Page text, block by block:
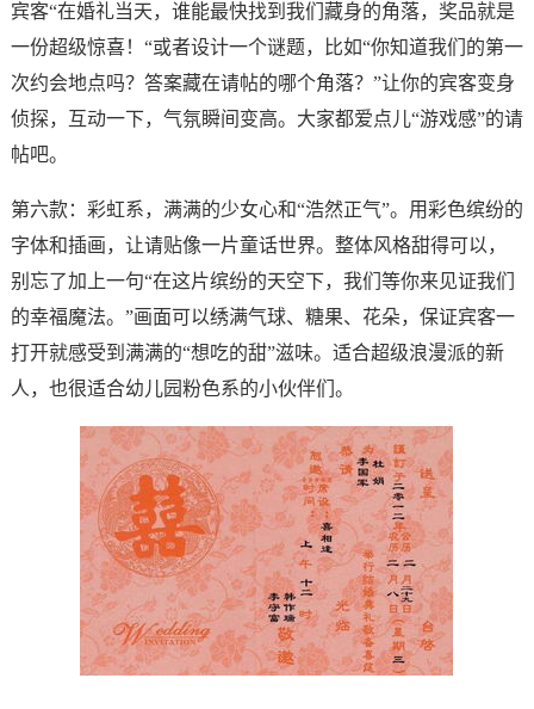
宾客“在婚礼当天，谁能最快找到我们藏身的角落，奖品就是
一份超级惊喜！“或者设计一个谜题，比如“你知道我们的第一
次约会地点吗？答案藏在请帖的哪个角落？”让你的宾客变身
侦探，互动一下，气氛瞬间变高。大家都爱点儿“游戏感”的请
帖吧。
第六款：彩虹系，满满的少女心和“浩然正气”。用彩色缤纷的
字体和插画，让请贴像一片童话世界。整体风格甜得可以，
别忘了加上一句“在这片缤纷的天空下，我们等你来见证我们
的幸福魔法。”画面可以绣满气球、糖果、花朵，保证宾客一
打开就感受到满满的“想吃的甜”滋味。适合超级浪漫派的新
人，也很适合幼儿园粉色系的小伙伴们。